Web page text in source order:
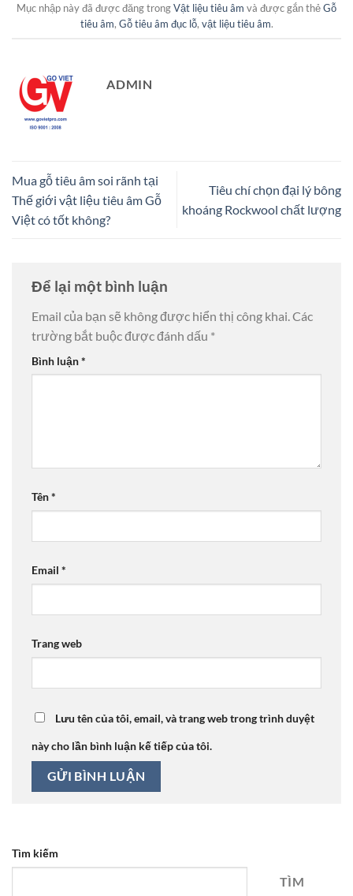
Mục nhập này đã được đăng trongVật liệu tiêu âm và được gắn thẻGỗ
tiêu âm, Gỗ tiêu âm đục lỗ, vật liệu tiêu âm.
ADMIN
Mua gỗ tiêu âm soi rãnh tại
Thế giới vật liệu tiêu âm Gỗ
Việt có tốt không?
Tiêu chí chọn đại lý bông
khoáng Rockwool chất lượng
Để lại một bình luận
Email của bạn sẽ không được hiển thị công khai. Các
trường bắt buộc được đánh dấu *
Bình luận*
Tên*
Email *
Trang web
Lưu tên của tôi, email, và trang web trong trình duyệt
này cho lần bình luận kế tiếp của tôi.
Tìm kiếm
TÌM